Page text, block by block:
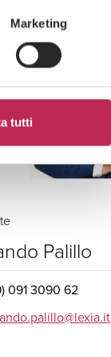
Marketing
tutti
Palillo
091 3090 62